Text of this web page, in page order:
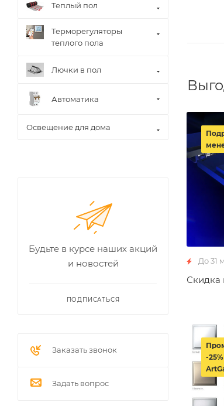
До 31
Скидка
-
Теплый пол
Терморегуляторы
теплого пола
Лючки в пол
Автоматика
Освещение для дома
Будьте в курсе наших акций
и новостей
ПОДПИСАТЬСЯ
Заказать звонок
Задать вопрос